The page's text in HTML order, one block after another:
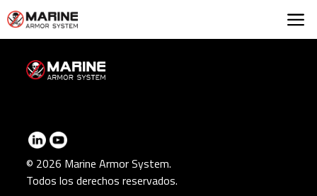
Marine Armor
© 2026 Marine Armor System.
Todos los derechos reservados.